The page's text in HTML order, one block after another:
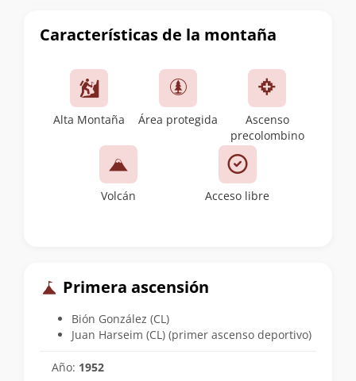
Características de la montaña
Alta Montaña Área protegida
Ascenso
precolombino
Volcán Acceso libre
Primera ascensión
Bión González (CL)
Juan Harseim (CL) (primer ascenso deportivo)
Año: 1952